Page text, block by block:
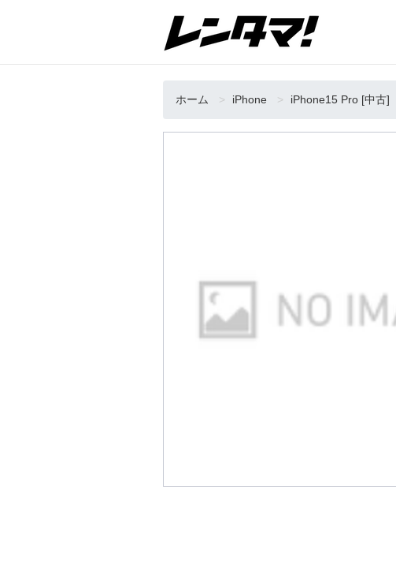
ホーム iPhone iPhone15 Pro [中古]